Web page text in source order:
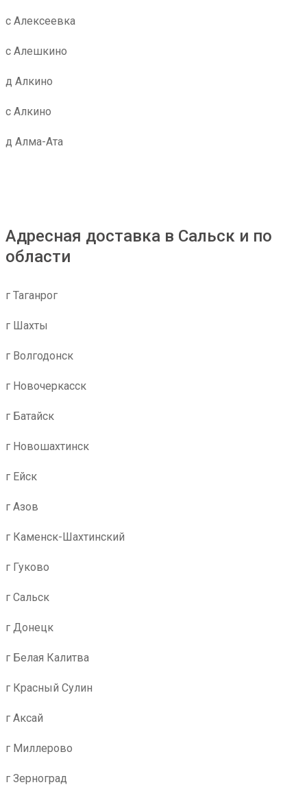
с Алексеевка
с Алешкино
д Алкино
с Алкино
д Алма-Ата
Адресная доставка в Сальск и по
области
г Таганрог
г Шахты
г Волгодонск
г Новочеркасск
г Батайск
г Новошахтинск
г Ейск
г Азов
г Каменск-Шахтинский
г Гуково
г Сальск
г Донецк
г Белая Калитва
г Красный Сулин
г Аксай
г Миллерово
г Зерноград